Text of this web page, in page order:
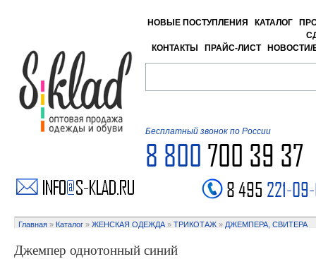
НОВЫЕ ПОСТУПЛЕНИЯ КАТАЛОГ
КОНТАКТЫ
ПРАЙС-ЛИСТ НОВОСТИ/
Бесплатный звонок по России
8 800 700 39 37
8 495 221-
Главная » Каталог » ЖЕНСКАЯ ОДЕЖДА » ТРИКОТАЖ » ДЖЕМПЕРА, СВИТЕРА
Джемпер однотонный синий